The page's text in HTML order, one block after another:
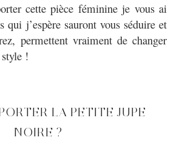
cette pièce féminine je vous ai
qui j’espère sauront vous séduire et
permettent vraiment de changer
!
LA PETITE JUPE
NOIRE ?